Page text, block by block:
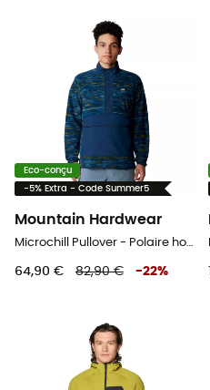
Eco-conçu
-5% Extra - Code Summer5
Mountain Hardwear
Microchill Pullover - Polaire homme
64,90 € 82,90 € -22%